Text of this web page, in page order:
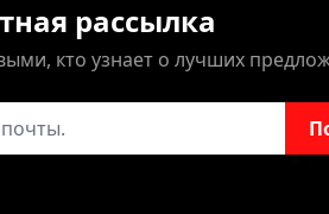
рассылка
кто узнает о лучших